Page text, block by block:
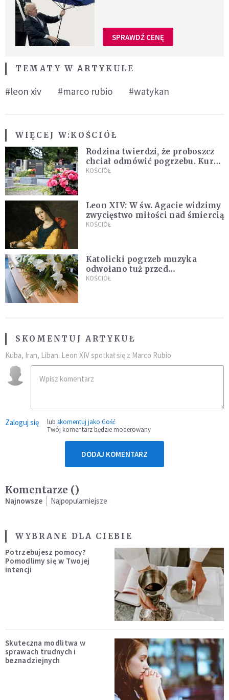
SPRAWDŹ CENĘ
TEMATY W ARTYKULE
#leon xiv #marco rubio #watykan
WIĘCEJ W:KOŚCIÓŁ
Rodzina twierdzi, że proboszcz
chciał odmówić pogrzebu. Kuria
zapowiada wyjaśnienia
KOŚCIÓŁ
Leon XIV: W św. Agacie widzimy
zwycięstwo miłości nad śmiercią
KOŚCIÓŁ
Katolicki pogrzeb muzyka
odwołano tuż przed
uroczystością. Powodem była
KOŚCIÓŁ
SKOMENTUJ ARTYKUŁ
Kuba, Iran, Liban. Leon XIV spotkał się z Marco Rubio
Zaloguj się lub skomentuj jako Gość
Twój komentarz będzie moderowany
DODAJ KOMENTARZ
Komentarze ()
Najnowsze Najpopularniejsze
WYBRANE DLA CIEBIE
Potrzebujesz pomocy?
Pomodlimy się w Twojej
intencji
Skuteczna modlitwa w
sprawach trudnych i
beznadziejnych